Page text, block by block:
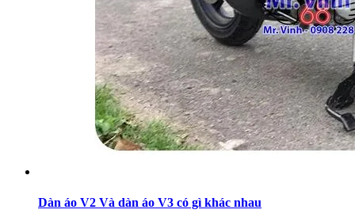
Dàn áo V2 Và dàn áo V3 có gì khác nhau